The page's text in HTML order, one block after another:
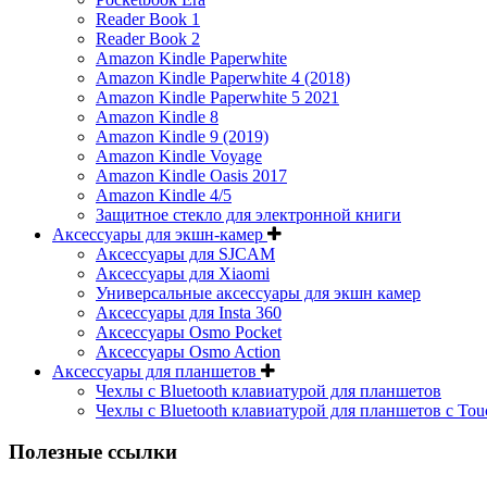
Reader Book 1
Reader Book 2
Amazon Kindle Paperwhite
Amazon Kindle Paperwhite 4 (2018)
Amazon Kindle Paperwhite 5 2021
Amazon Kindle 8
Amazon Kindle 9 (2019)
Amazon Kindle Voyage
Amazon Kindle Oasis 2017
Amazon Kindle 4/5
Защитное стекло для электронной книги
Аксессуары для экшн-камер
Аксессуары для SJCAM
Аксессуары для Xiaomi
Универсальные аксессуары для экшн камер
Аксессуары для Insta 360
Аксессуары Osmo Pocket
Аксессуары Osmo Action
Аксессуары для планшетов
Чехлы с Bluetooth клавиатурой для планшетов
Чехлы с Bluetooth клавиатурой для планшетов с
Полезные ссылки